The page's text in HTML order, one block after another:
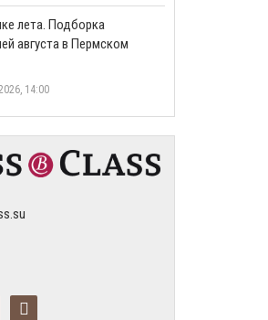
лета. Подборка
августа в Пермском
14:00